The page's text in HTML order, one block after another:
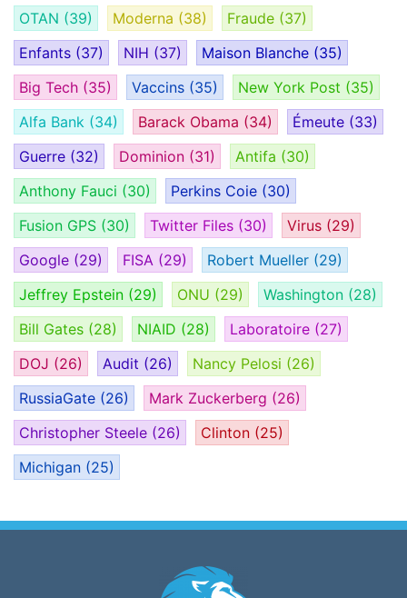
OTAN (39) Moderna (38) Fraude (37)
Enfants (37) NIH (37) Maison Blanche (35)
Big Tech (35) Vaccins (35) New York Post (35)
Alfa Bank (34) Barack Obama (34) Émeute (33)
Guerre (32) Dominion (31) Antifa (30)
Anthony Fauci (30) Perkins Coie (30)
Fusion GPS (30) Twitter Files (30) Virus (29)
Google (29) FISA (29) Robert Mueller (29)
Jeffrey Epstein (29) ONU (29) Washington (28)
Bill Gates (28) NIAID (28) Laboratoire (27)
DOJ (26) Audit (26) Nancy Pelosi (26)
RussiaGate (26) Mark Zuckerberg (26)
Christopher Steele (26) Clinton (25)
Michigan (25)